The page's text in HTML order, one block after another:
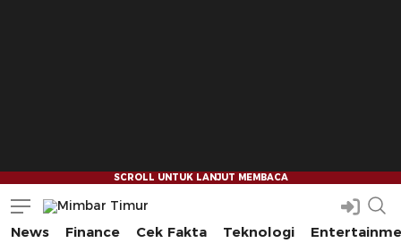
Mimbar Timur
Media Berjaringan Indonesia Timur
News Finance Cek Fakta Teknologi
--